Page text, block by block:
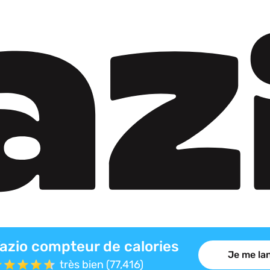
compteur de calories
très bien (77,416)
Je me